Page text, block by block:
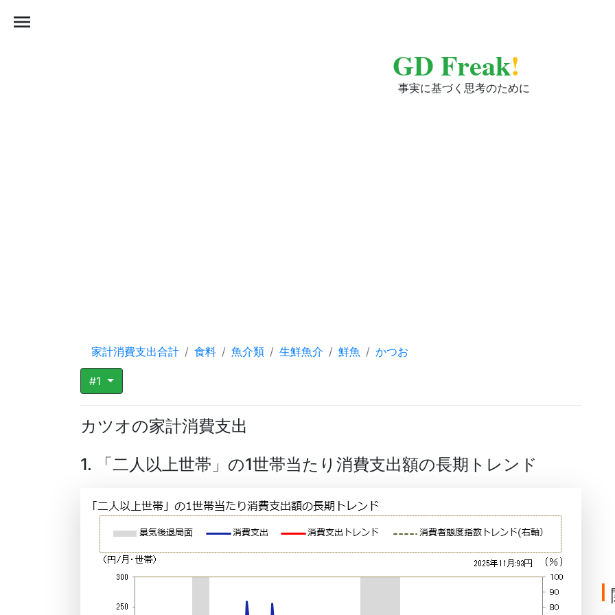
GD Freak!
事実に基づく思考のために
menu
家計消費支出合計 食料 魚介類 生鮮魚介 鮮魚 かつお
#1
カツオの家計消費支出
1. 「二人以上世帯」の1世帯当たり消費支出額の長期トレンド